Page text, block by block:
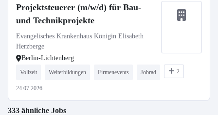
Projektsteuerer (m/w/d) für Bau-
und Technikprojekte
Evangelisches Krankenhaus Königin Elisabeth
Herzberge
Berlin-Lichtenberg
Vollzeit Weiterbildungen Firmenevents Jobrad 2
24.07.2026
333 ähnliche Jobs